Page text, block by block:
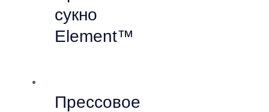
сукно
Element™
Прессовое